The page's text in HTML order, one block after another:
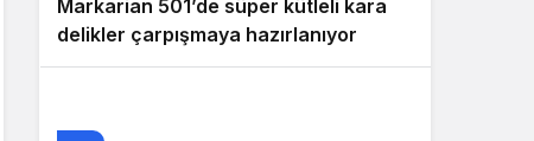
Markarian 501’de süper kütleli kara
delikler çarpışmaya hazırlanıyor